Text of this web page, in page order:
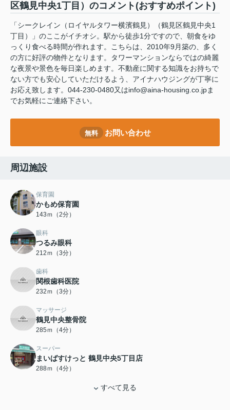
区鶴見中央1丁目）のコメント(おすすめポイント)
「シークレイン（ロイヤルタワー横濱鶴見）（鶴見区鶴見中央1
丁目）」のここがイチオシ。駅から徒歩1分ですので、朝食をゆ
っくり食べる時間が作れます。こちらは、2010年9月築の、多く
の方に好評の物件となります。タワーマンションならではの綺麗
な夜景や景色を毎日楽しめます。不動産に関する知識をお持ちで
ない方でも安心していただけるよう、アイナハウジングが丁寧に
お応え致します。044-230-0480又はinfo@aina-housing.co.jpま
でお気軽にご連絡下さい。
無料 お問い合わせ
周辺施設
保育園
かもめ保育園
143ｍ（2分）
眼科
つるみ眼科
212ｍ（3分）
歯科
関根歯科医院
232ｍ（3分）
マッサージ
鶴見中央整骨院
285ｍ（4分）
スーパー
まいばすけっと 鶴見中央5丁目店
288ｍ（4分）
すべて見る